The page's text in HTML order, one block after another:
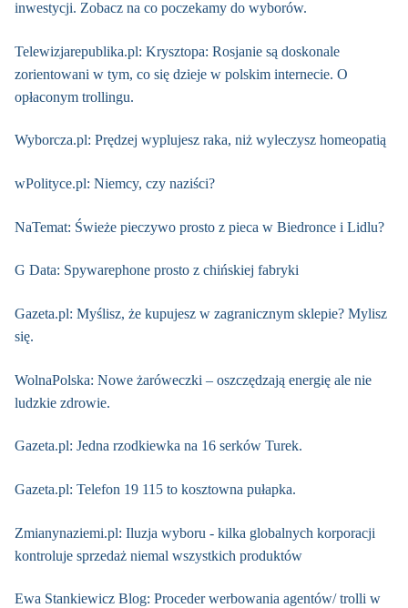
inwestycji. Zobacz na co poczekamy do wyborów.
Telewizjarepublika.pl: Krysztopa: Rosjanie są doskonale
zorientowani w tym, co się dzieje w polskim internecie. O
opłaconym trollingu.
Wyborcza.pl: Prędzej wyplujesz raka, niż wyleczysz homeopatią
wPolityce.pl: Niemcy, czy naziści?
NaTemat: Świeże pieczywo prosto z pieca w Biedronce i Lidlu?
G Data: Spywarephone prosto z chińskiej fabryki
Gazeta.pl: Myślisz, że kupujesz w zagranicznym sklepie? Mylisz
się.
WolnaPolska: Nowe żaróweczki – oszczędzają energię ale nie
ludzkie zdrowie.
Gazeta.pl: Jedna rzodkiewka na 16 serków Turek.
Gazeta.pl: Telefon 19 115 to kosztowna pułapka.
Zmianynaziemi.pl: Iluzja wyboru - kilka globalnych korporacji
kontroluje sprzedaż niemal wszystkich produktów
Ewa Stankiewicz Blog: Proceder werbowania agentów/ trolli w